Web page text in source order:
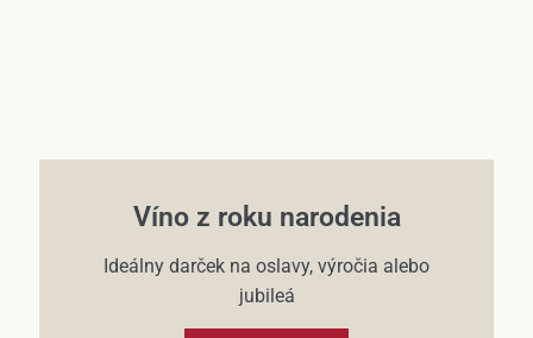
Víno z roku narodenia
Ideálny darček na oslavy, výročia alebo
jubileá